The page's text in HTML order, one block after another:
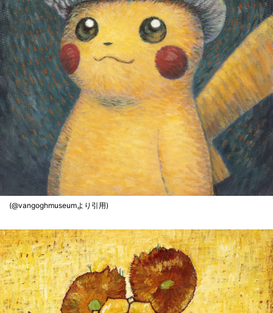
(@vangoghmuseumより引用)